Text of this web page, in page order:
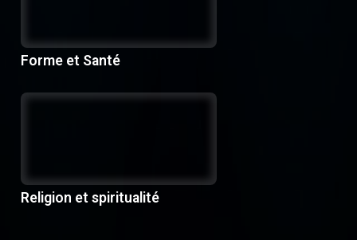
Forme et Santé
Religion et spiritualité